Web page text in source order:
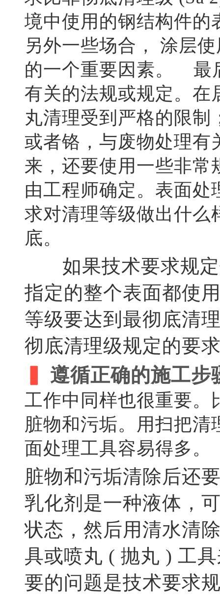
境中使用的钢结构件的
另外一些场合， 涂层
的一个重要因素。 最
有关的法规或规定。在
丸清理受到严格的限
或者铬，与废物处理有
来，还要使用一些非常
由工程师确定。表面
求对清理等级做出什么
底。
如果技术要求规定
指定的整个表面都使
等级要达到最彻底清
彻底清理级规定的要
遵循正确的施工步
工作中同样也很重要。
脏物和污垢。用扫把
面处理工具容易得多。
脏物和污垢清除后还
乳化剂是一种液体，
状态，然后用清水清
具或喷丸 ( 抛丸 ) 工
要的问题是技术要求